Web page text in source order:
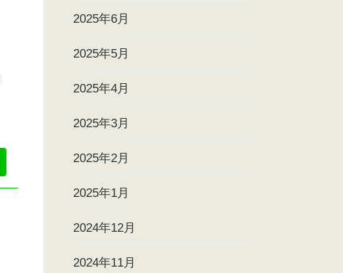
2025年6月
2025年5月
2025年4月
2025年3月
2025年2月
2025年1月
2024年12月
2024年11月